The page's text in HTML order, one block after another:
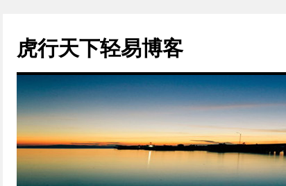
虎行天下轻易博客